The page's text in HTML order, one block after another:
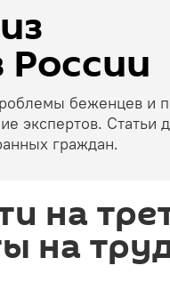
беженцев и
экспертов. Статьи
граждан.
на
на